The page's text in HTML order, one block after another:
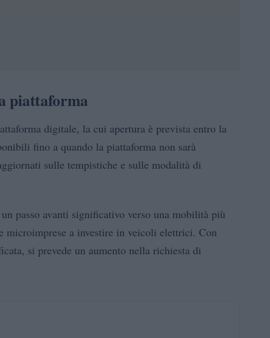
piattaforma
digitale, la cui apertura è prevista entro la
fino a quando la piattaforma non sarà
sulle tempistiche e sulle modalità di
passo avanti significativo verso una mobilità più
a investire in veicoli elettrici. Con
si prevede un aumento nella richiesta di